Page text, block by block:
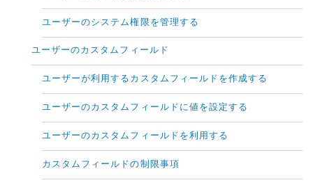
ユーザーのシステム権限を管理する
ユーザーのカスタムフィールド
ユーザーが利用するカスタムフィールドを作成する
ユーザーのカスタムフィールドに値を設定する
ユーザーのカスタムフィールドを利用する
カスタムフィールドの制限事項